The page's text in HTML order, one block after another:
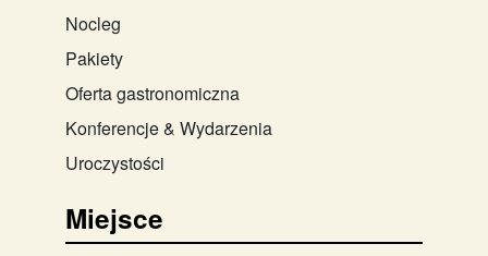
Nocleg
Pakiety
Oferta gastronomiczna
Konferencje & Wydarzenia
Uroczystości
Miejsce